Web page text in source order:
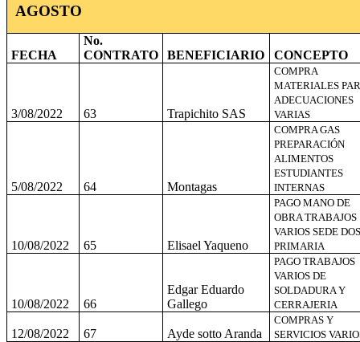
AGOSTO
FECHA
No.
CONTRATO
BENEFICIARIO CONCEPTO
3/08/2022 63 Trapichito SAS
COMPRA
MATERIALES
ADECUACIONES
VARIAS
5/08/2022 64 Montagas
COMPRA GAS
PREPARACIÓN
ALIMENTOS
ESTUDIANTES
INTERNAS
10/08/2022 65 Elisael Yaqueno
PAGO MANO DE
OBRA TRABAJOS
VARIOS SEDE DOS
PRIMARIA
10/08/2022 66
Edgar Eduardo
Gallego
PAGO TRABAJOS
VARIOS DE
SOLDADURA Y
CERRAJERIA
12/08/2022 67 Ayde sotto Aranda
COMPRAS Y
SERVICIOS